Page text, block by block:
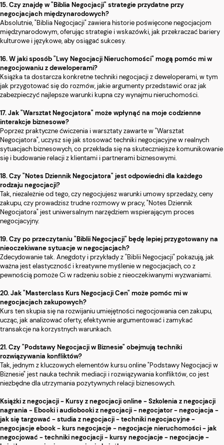
15. Czy znajdę w "Biblia Negocjacji" strategie przydatne przy
negocjacjach międzynarodowych?
Absolutnie, "Biblia Negocjacji" zawiera historie poświęcone negocjacjom
międzynarodowym, oferując strategie i wskazówki, jak przekraczać bariery
kulturowe i językowe, aby osiągać sukcesy.
16. W jaki sposób "Lwy Negocjacji Nieruchomości" mogą pomóc mi w
negocjowaniu z deweloperami?
Książka ta dostarcza konkretne techniki negocjacji z deweloperami, w tym
jak przygotować się do rozmów, jakie argumenty przedstawić oraz jak
zabezpieczyć najlepsze warunki kupna czy wynajmu nieruchomości.
17. Jak "Warsztat Negocjatora" może wpłynąć na moje codzienne
interakcje biznesowe?
Poprzez praktyczne ćwiczenia i warsztaty zawarte w "Warsztat
Negocjatora", uczysz się jak stosować techniki negocjacyjne w realnych
sytuacjach biznesowych, co przekłada się na skuteczniejsze komunikowanie
się i budowanie relacji z klientami i partnerami biznesowymi.
18. Czy "Notes Dziennik Negocjatora" jest odpowiedni dla każdego
rodzaju negocjacji?
Tak, niezależnie od tego, czy negocjujesz warunki umowy sprzedaży, ceny
zakupu, czy prowadzisz trudne rozmowy w pracy, "Notes Dziennik
Negocjatora" jest uniwersalnym narzędziem wspierającym proces
negocjacyjny.
19. Czy po przeczytaniu "Biblii Negocjacji" będę lepiej przygotowany na
nieoczekiwane sytuacje w negocjacjach?
Zdecydowanie tak. Anegdoty i przykłady z "Biblii Negocjacji" pokazują, jak
ważna jest elastyczność i kreatywne myślenie w negocjacjach, co z
pewnością pomoże Ci w radzeniu sobie z nieoczekiwanymi wyzwaniami.
20. Jak "Masterclass Kurs Negocjacji Cen" może pomóc mi w
negocjacjach zakupowych?
Kurs ten skupia się na rozwijaniu umiejętności negocjowania cen zakupu,
ucząc, jak analizować oferty, efektywnie argumentować i zamykać
transakcje na korzystnych warunkach.
21. Czy "Podstawy Negocjacji w Biznesie" obejmują techniki
rozwiązywania konfliktów?
Tak, jednym z kluczowych elementów kursu online "Podstawy Negocjacji w
Biznesie" jest nauka technik mediacji i rozwiązywania konfliktów, co jest
niezbędne dla utrzymania pozytywnych relacji biznesowych.
Książki z negocjacji - Kursy z negocjacji online - Szkolenia z negocjacji
nagrania - Ebooki i audiobooki z negocjacji - negocjator - negocjacja -
jak się targować - studia z negocjacji - techniki negocjacyjne -
negocjacje ebook - kurs negocjacje - negocjacje nieruchomości - jak
negocjować - techniki negocjacji - kursy negocjacje - negocjacje -